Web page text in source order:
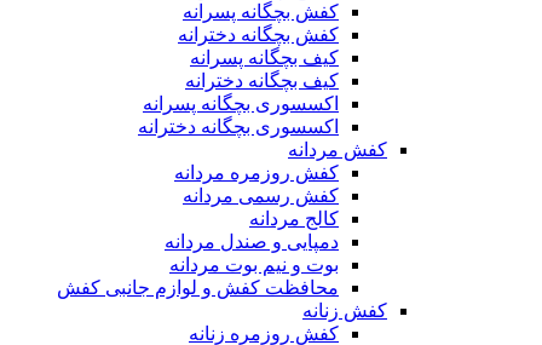
کفش بچگانه پسرانه
کفش بچگانه دخترانه
کیف بچگانه پسرانه
کیف بچگانه دخترانه
اکسسوری بچگانه پسرانه
اکسسوری بچگانه دخترانه
کفش مردانه
کفش روزمره مردانه
کفش رسمی مردانه
کالج مردانه
دمپایی و صندل مردانه
بوت و نیم بوت مردانه
محافظت کفش و لوازم جانبی کفش
کفش زنانه
کفش روزمره زنانه